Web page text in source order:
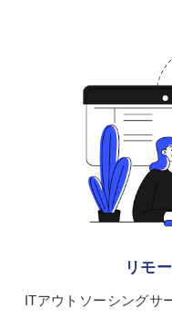
リモ
ITアウトソーシングサ